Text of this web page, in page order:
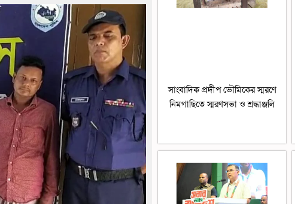
সাংবাদিক প্রদীপ ভৌমিকের স্মরণে
নিমগাছিতে স্মরণসভা ও শ্রদ্ধাঞ্জলি